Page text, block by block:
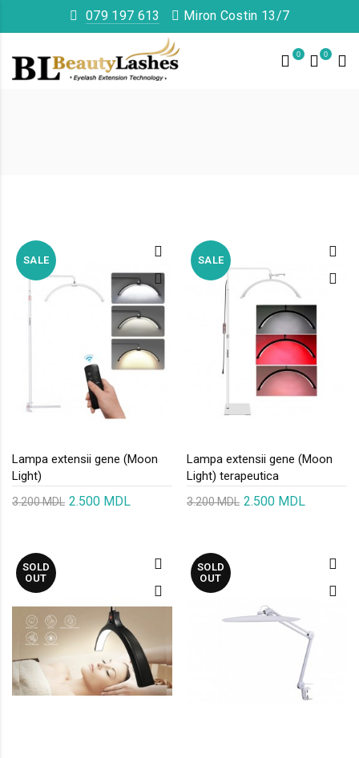
079 197 613 Miron Costin 13/7
0 0
SALE
Lampa extensii gene (Moon
Light)
3.200 MDL 2.500 MDL
SALE
Lampa extensii gene (Moon
Light) terapeutica
3.200 MDL 2.500 MDL
SOLD
OUT
SOLD
OUT